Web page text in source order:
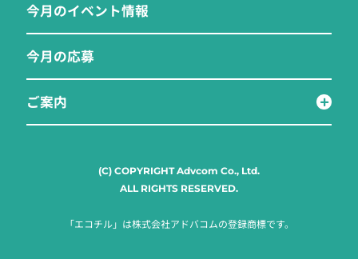
今月のイベント情報
今月の応募
ご案内
(C) COPYRIGHT Advcom Co., Ltd.
ALL RIGHTS RESERVED.
「エコチル」は株式会社アドバコムの登録商標です。